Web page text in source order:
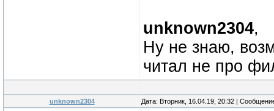
unknown2304,
Ну не знаю,
читал не про
unknown2304 Дата: Вторник, 16.04.19, 20:32 |